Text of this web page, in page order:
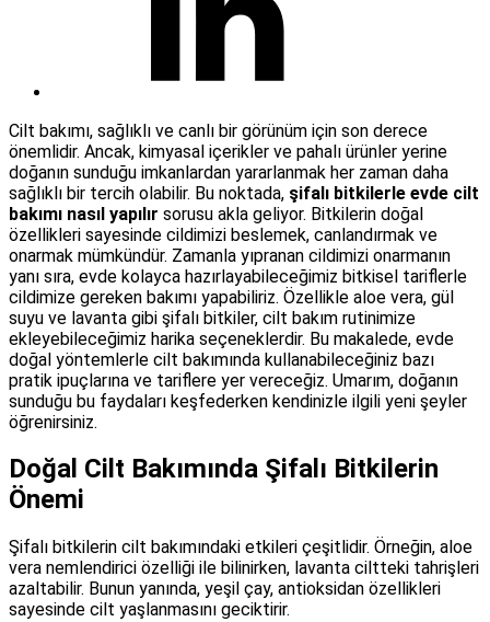
Cilt bakımı, sağlıklı ve canlı bir görünüm için son derece
önemlidir. Ancak, kimyasal içerikler ve pahalı ürünler yerine
doğanın sunduğu imkanlardan yararlanmak her zaman daha
sağlıklı bir tercih olabilir. Bu noktada, şifalı bitkilerle evde cilt
bakımı nasıl yapılır sorusu akla geliyor. Bitkilerin doğal
özellikleri sayesinde cildimizi beslemek, canlandırmak ve
onarmak mümkündür. Zamanla yıpranan cildimizi onarmanın
yanı sıra, evde kolayca hazırlayabileceğimiz bitkisel tariflerle
cildimize gereken bakımı yapabiliriz. Özellikle aloe vera, gül
suyu ve lavanta gibi şifalı bitkiler, cilt bakım rutinimize
ekleyebileceğimiz harika seçeneklerdir. Bu makalede, evde
doğal yöntemlerle cilt bakımında kullanabileceğiniz bazı
pratik ipuçlarına ve tariflere yer vereceğiz. Umarım, doğanın
sunduğu bu faydaları keşfederken kendinizle ilgili yeni şeyler
öğrenirsiniz.
Doğal Cilt Bakımında Şifalı Bitkilerin
Önemi
Şifalı bitkilerin cilt bakımındaki etkileri çeşitlidir. Örneğin, aloe
vera nemlendirici özelliği ile bilinirken, lavanta ciltteki tahrişleri
azaltabilir. Bunun yanında, yeşil çay, antioksidan özellikleri
sayesinde cilt yaşlanmasını geciktirir.